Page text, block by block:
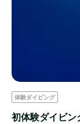
体験ダイビング
初体験ダイビン